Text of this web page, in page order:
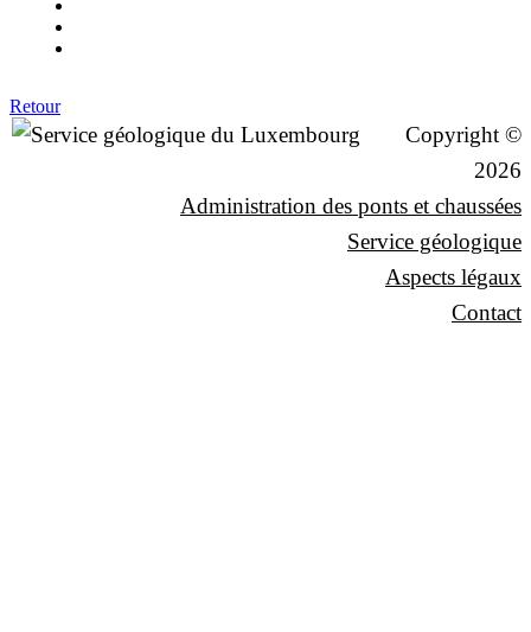
Retour
Copyright ©
2026
Administration des ponts et chaussées
Service géologique
Aspects légaux
Contact